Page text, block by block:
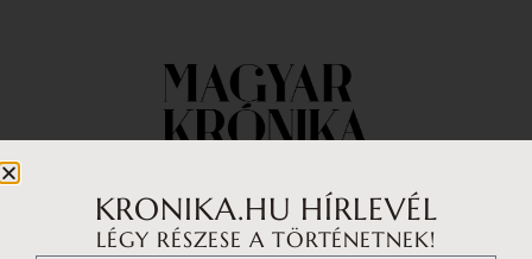
Impresszum
KRONIKA.HU HÍRLEVÉL
LÉGY RÉSZESE A TÖRTÉNETNEK!